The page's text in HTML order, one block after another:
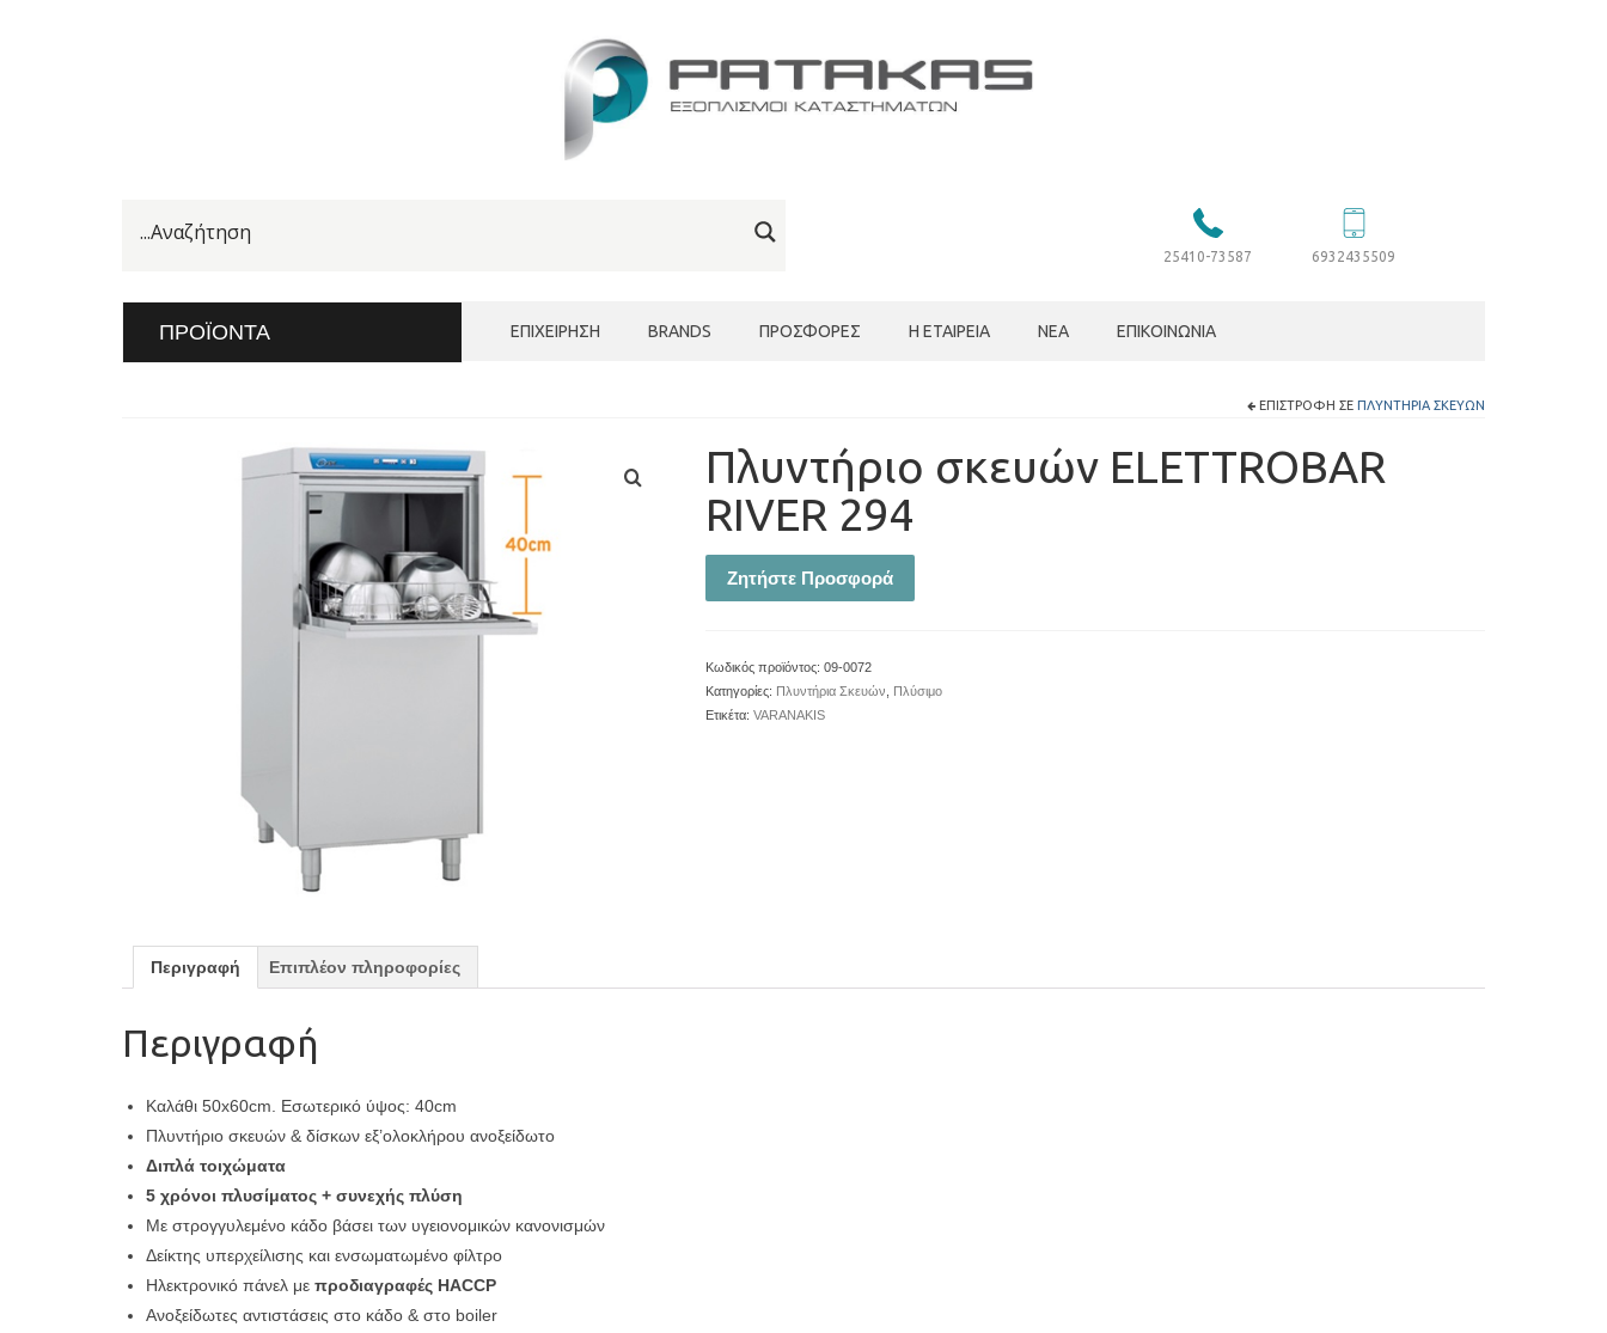
25410-73587 6932435509
ΠΡΟΪΌΝΤΑ ΕΠΙΧΕΊΡΗΣΗ BRANDS ΠΡΟΣΦΟΡΈΣ Η ΕΤΑΙΡΕΊΑ ΝΈΑ ΕΠΙΚΟΙΝΩΝΊΑ
ΕΠΙΣΤΡΟΦΉ ΣΕ ΠΛΥΝΤΉΡΙΑ ΣΚΕΥΏΝ
Πλυντήριο σκευών ELETTROBAR
RIVER 294
Ζητήστε Προσφορά
Κωδικός προϊόντος: 09-0072
Κατηγορίες: Πλυντήρια Σκευών
Πλύσιμο
Ετικέτα: VARANAKIS
Περιγραφή Επιπλέον πληροφορίες
Περιγραφή
Kαλάθι 50x60cm. Εσωτερικό ύψος: 40cm
Πλυντήριο σκευών & δίσκων εξ’ολοκλήρου ανοξείδωτο
Διπλά τοιχώματα
5 χρόνοι πλυσίματος + συνεχής πλύση
Με στρογγυλεμένο κάδο βάσει των υγειονομικών κανονισμών
Δείκτης υπερχείλισης και ενσωματωμένο φίλτρο
Ηλεκτρονικό πάνελ με προδιαγραφές HACCP
Ανοξείδωτες αντιστάσεις στο κάδο & στο boiler